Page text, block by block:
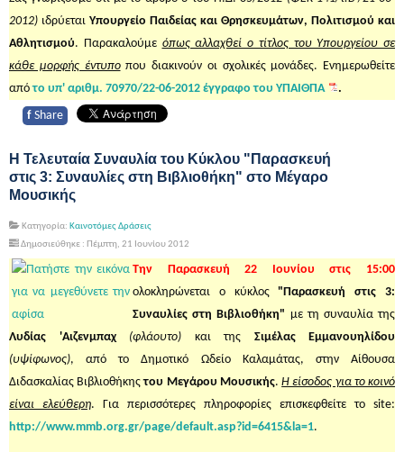
2012) ιδρύεται Υπουργείο Παιδείας και Θρησκευμάτων, Πολιτισμού και
Αθλητισμού. Παρακαλούμε όπως αλλαχθεί ο τίτλος του Υπουργείου σε
κάθε μορφής έντυποπου διακινούν οι σχολικές μονάδες. Ενημερωθείτε
απότο υπ' αριθμ. 70970/22-06-2012 έγγραφο του ΥΠΑΙΘΠΑ
.
f Share
Η Τελευταία Συναυλία του Κύκλου "Παρασκευή
στις 3: Συναυλίες στη Βιβλιοθήκη" στο Μέγαρο
Μουσικής
Κατηγορία: Καινοτόμες Δράσεις
Δημοσιεύθηκε : Πέμπτη, 21 Ιουνίου 2012
Tην Παρασκευή 22 Ιουνίου στις 15:00
ολοκληρώνεται ο κύκλος"Παρασκευή στις 3:
Συναυλίες στη Βιβλιοθήκη" με τη συναυλία της
Λυδίας 'Aιζενμπαχ
(φλάουτο) και της Σιμέλας Εμμανουηλίδου
(υψίφωνος), από το Δημοτικό Ωδείο Καλαμάτας, στην Αίθουσα
Διδασκαλίας Βιβλιοθήκηςτου Μεγάρου Μουσικής.Η είσοδος για το κοινό
είναι ελεύθερη. Για περισσότερες πληροφορίες επισκεφθείτε το site:
http://www.mmb.org.gr/page/default.asp?id=6415&la=1.